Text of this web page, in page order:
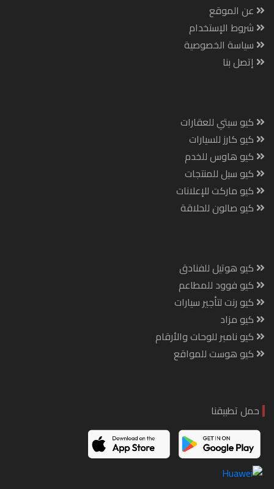
عن الموقع
شروط الإستخدام
سياسة الخصوصية
إتصل بنا
كيو سيتي للعقارات
كيو كارز للسيارات
كيو هاوس للخدم
كيو سيل للمنتجات
كيو ماركت للإعلانات
كيو صالون للحلاقة
كيو هوتيل للفنادق
كيو فوود للمطاعم
كيو رنت لتأجير سيارات
كيو مزاد
كيو نامبر للوحات والأرقام
كيو هوست للمواقع
حمل تطبيقنا